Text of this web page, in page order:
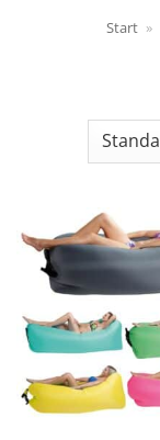
Start »